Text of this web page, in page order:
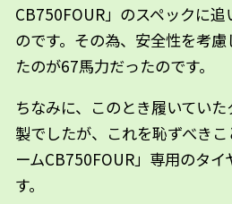
CB750FOUR」のスペックに
のです。その為、安全性を考
たのが67馬力だったのです。
ちなみに、このとき履いてい
製でしたが、これを恥ずべき
ームCB750FOUR」専用のタ
す。